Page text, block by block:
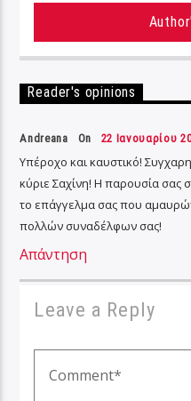
Reader's opinions
Andreana On 22 Ιανουαρίου
Υπέροχο και καυστικό!
κύριε Σαχίνη! Η παρουσία σας
το επάγγελμα σας που
πολλών συναδέλφων σας!
Απάντηση
Leave a Reply